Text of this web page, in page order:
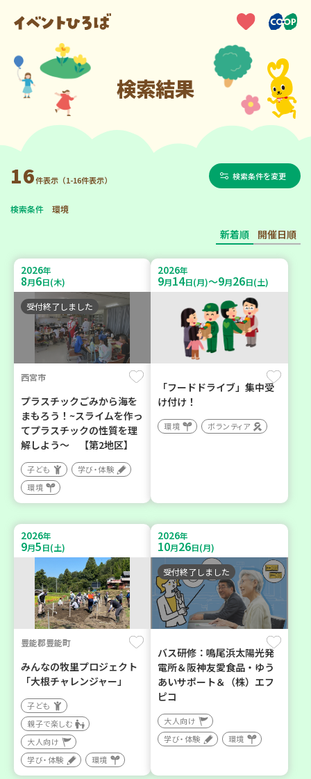
検索結果
16件表示（1-16件表示） 検索条件を変更
検索条件 環境
新着順 開催日順
2026年
8月6日(木)
受付終了しました
西宮市
プラスチックごみから海を
まもろう！~スライムを作っ
てプラスチックの性質を理
解しよう～ 【第2地区】
子ども
学び・体験
環境
2026年
9月14日(月)～9月26日(土)
「フードドライブ」集中受
け付け！
環境 ボランティア
2026年
9月5日(土)
豊能郡豊能町
みんなの牧里プロジェクト
「大根チャレンジャー」
子ども
親子で楽しむ
大人向け
学び・体験
環境
2026年
10月26日(月)
受付終了しました
バス研修：鳴尾浜太陽光発
電所＆阪神友愛食品・ゆう
あいサポート＆（株）エフ
ピコ
大人向け
学び・体験
環境